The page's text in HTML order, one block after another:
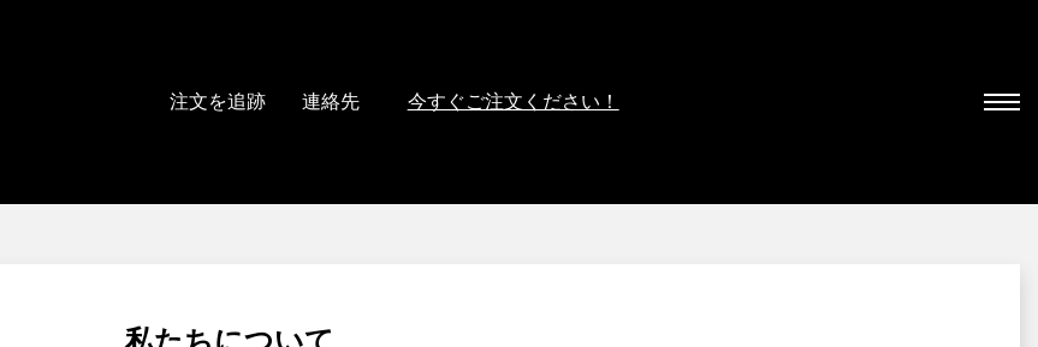
注文を追跡 連絡先 今すぐご注文ください！